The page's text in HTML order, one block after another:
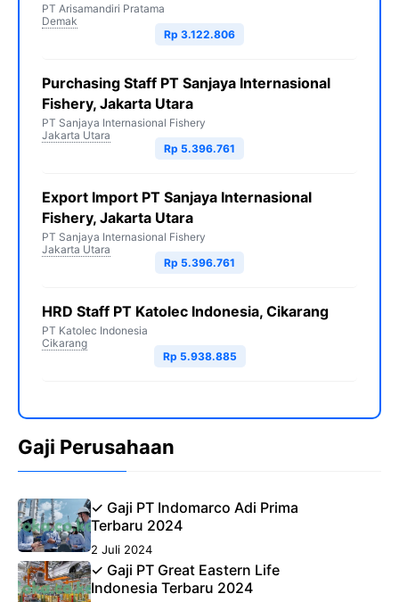
PT Arisamandiri Pratama
Demak
Rp 3.122.806
Purchasing Staff PT Sanjaya Internasional
Fishery, Jakarta Utara
PT Sanjaya Internasional Fishery
Jakarta Utara
Rp 5.396.761
Export Import PT Sanjaya Internasional
Fishery, Jakarta Utara
PT Sanjaya Internasional Fishery
Jakarta Utara
Rp 5.396.761
HRD Staff PT Katolec Indonesia, Cikarang
PT Katolec Indonesia
Cikarang
Rp 5.938.885
Gaji Perusahaan
✓ Gaji PT Indomarco Adi Prima
Terbaru 2024
2 Juli 2024
✓ Gaji PT Great Eastern Life
Indonesia Terbaru 2024